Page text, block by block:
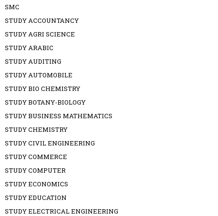
SMC
STUDY ACCOUNTANCY
STUDY AGRI SCIENCE
STUDY ARABIC
STUDY AUDITING
STUDY AUTOMOBILE
STUDY BIO CHEMISTRY
STUDY BOTANY-BIOLOGY
STUDY BUSINESS MATHEMATICS
STUDY CHEMISTRY
STUDY CIVIL ENGINEERING
STUDY COMMERCE
STUDY COMPUTER
STUDY ECONOMICS
STUDY EDUCATION
STUDY ELECTRICAL ENGINEERING